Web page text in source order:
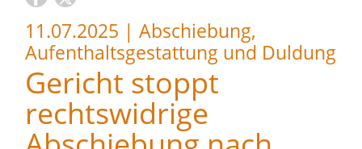
11.07.2025 | Abschiebung,
Aufenthaltsgestattung und Duldung
Gericht stoppt
rechtswidrige